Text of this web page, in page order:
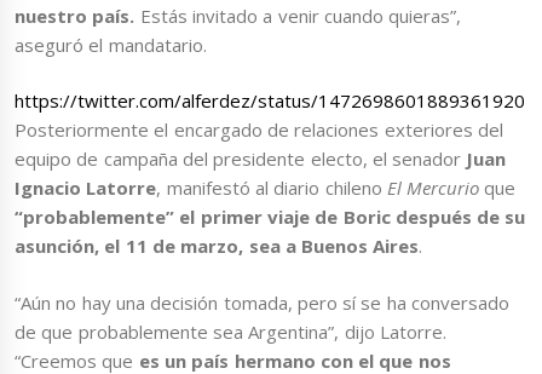
nuestro país. Estás invitado a venir cuando quieras”,
aseguró el mandatario.
https://twitter.com/alferdez/status/1472698601889361920
Posteriormente el encargado de relaciones exteriores del
equipo de campaña del presidente electo, el senador Juan
Ignacio Latorre, manifestó al diario chileno El Mercurio que
“probablemente” el primer viaje de Boric después de su
asunción, el 11 de marzo, sea a Buenos Aires.
“Aún no hay una decisión tomada, pero sí se ha conversado
de que probablemente sea Argentina”, dijo Latorre.
“Creemos que es un país hermano con el que nos